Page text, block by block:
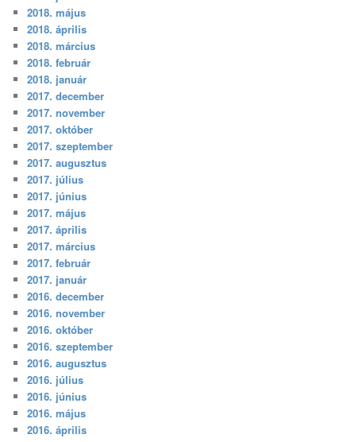
2018. május
2018. április
2018. március
2018. február
2018. január
2017. december
2017. november
2017. október
2017. szeptember
2017. augusztus
2017. július
2017. június
2017. május
2017. április
2017. március
2017. február
2017. január
2016. december
2016. november
2016. október
2016. szeptember
2016. augusztus
2016. július
2016. június
2016. május
2016. április